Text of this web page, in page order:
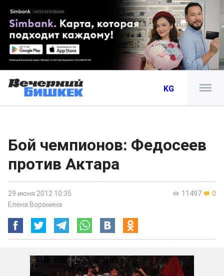
KG
Бой чемпионов: Федосеев
против Актара
11497 0
29 июня 2012 10:35
Елена Воронина